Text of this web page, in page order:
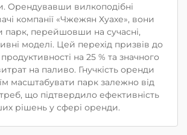
Орендувавши вилкоподібні
компанії «Чжежян Хуахе», вони
парк, перейшовши на сучасні,
моделі. Цей перехід призвів до
на 25 % та значного
на паливо. Гнучкість оренди
масштабувати парк залежно від
що підтвердило ефективність
рішень у сфері оренди.